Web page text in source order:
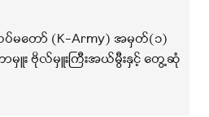
မတော် (K-Army) အမှတ်(၁)
ာမှူး ဗိုလ်မှူးကြီးအယ်မွီးနှင့် တွေ့ဆုံ